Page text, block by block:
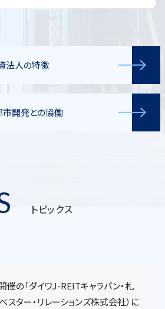
法人の特徴
開発との協働
トピックス
催の「ダイワJ-REITキャラバン・札
スター・リレーションズ株式会社）に